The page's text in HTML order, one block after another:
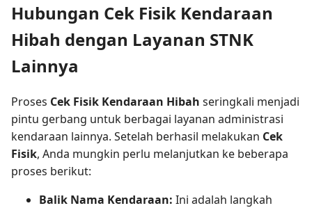
Hubungan Cek Fisik Kendaraan
Hibah dengan Layanan STNK
Lainnya
Proses Cek Fisik Kendaraan Hibah seringkali menjadi
pintu gerbang untuk berbagai layanan administrasi
kendaraan lainnya. Setelah berhasil melakukan Cek
Fisik, Anda mungkin perlu melanjutkan ke beberapa
proses berikut:
Balik Nama Kendaraan: Ini adalah langkah